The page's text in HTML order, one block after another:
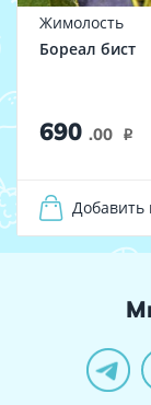
Жимолость
Бореал бист
690 .00 i
Добавить